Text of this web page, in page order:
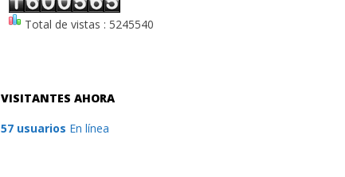
Total de vistas : 5245540
VISITANTES AHORA
57 usuarios En línea